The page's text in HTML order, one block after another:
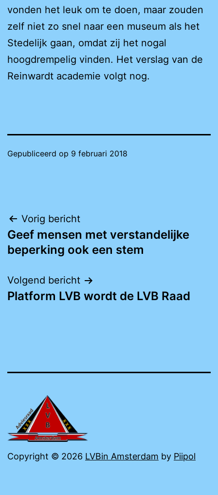
vonden het leuk om te doen, maar zouden
zelf niet zo snel naar een museum als het
Stedelijk gaan, omdat zij het nogal
hoogdrempelig vinden. Het verslag van de
Reinwardt academie volgt nog.
Gepubliceerd op 9 februari 2018
Bericht
navigatie
Vorig bericht
Geef mensen met verstandelijke
beperking ook een stem
Volgend bericht
Platform LVB wordt de LVB Raad
Copyright © 2026 LVBin Amsterdam by Piipol